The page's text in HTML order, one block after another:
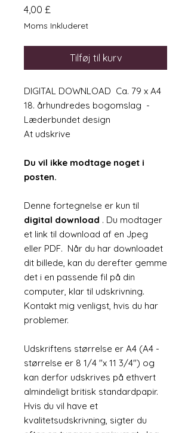
4,00 £
Moms Inkluderet
Tilføj til kurv
DIGITAL DOWNLOAD Ca. 79 x A4
18. århundredes bogomslag -
Læderbundet design
At udskrive
Du vil ikke modtage noget i
posten.
Denne fortegnelse er kun til
digital download . Du modtager
et link til download af en Jpeg
eller PDF. Når du har downloadet
dit billede, kan du derefter gemme
det i en passende fil på din
computer, klar til udskrivning.
Kontakt mig venligst, hvis du har
problemer.
Udskriftens størrelse er A4 (A4 -
størrelse er 8 1/4 "x 11 3/4") og
kan derfor udskrives på ethvert
almindeligt britisk standardpapir.
Hvis du vil have et
kvalitetsudskrivning, sigter du